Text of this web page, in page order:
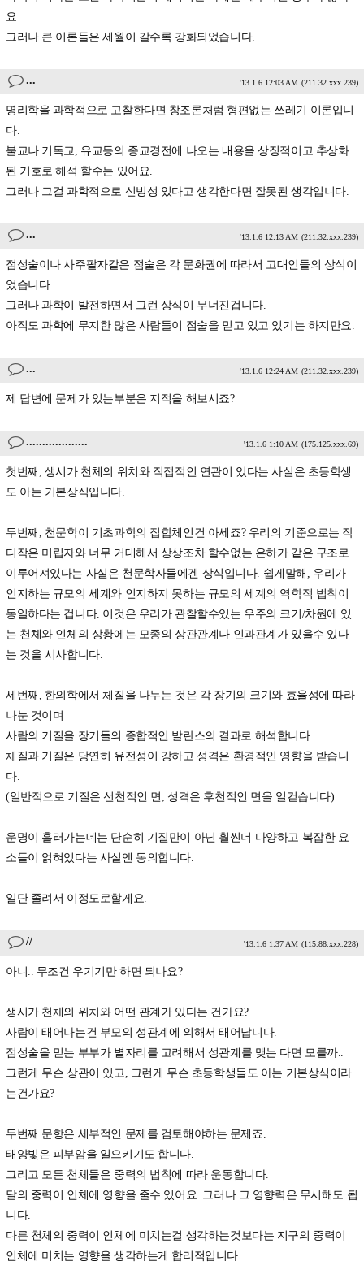
요.
그러나 큰 이론들은 세월이 갈수록 강화되었습니다.
... '13.1.6 12:03 AM (211.32.xxx.239)
명리학을 과학적으로 고찰한다면 창조론처럼 형편없는 쓰레기 이론입니
다.
불교나 기독교, 유교등의 종교경전에 나오는 내용을 상징적이고 추상화
된 기호로 해석 할수는 있어요.
그러나 그걸 과학적으로 신빙성 있다고 생각한다면 잘못된 생각입니다.
... '13.1.6 12:13 AM (211.32.xxx.239)
점성술이나 사주팔자같은 점술은 각 문화권에 따라서 고대인들의 상식이
었습니다.
그러나 과학이 발전하면서 그런 상식이 무너진겁니다.
아직도 과학에 무지한 많은 사람들이 점술을 믿고 있고 있기는 하지만요.
... '13.1.6 12:24 AM (211.32.xxx.239)
제 답변에 문제가 있는부분은 지적을 해보시죠?
................... '13.1.6 1:10 AM (175.125.xxx.69)
첫번째, 생시가 천체의 위치와 직접적인 연관이 있다는 사실은 초등학생
도 아는 기본상식입니다.
두번째, 천문학이 기초과학의 집합체인건 아세죠? 우리의 기준으로는 작
디작은 미립자와 너무 거대해서 상상조차 할수없는 은하가 같은 구조로
이루어져있다는 사실은 천문학자들에겐 상식입니다. 쉽게말해, 우리가
인지하는 규모의 세계와 인지하지 못하는 규모의 세계의 역학적 법칙이
동일하다는 겁니다. 이것은 우리가 관찰할수있는 우주의 크기/차원에 있
는 천체와 인체의 상황에는 모종의 상관관계나 인과관계가 있을수 있다
는 것을 시사합니다.
세번째, 한의학에서 체질을 나누는 것은 각 장기의 크기와 효율성에 따라
나눈 것이며
사람의 기질을 장기들의 종합적인 발란스의 결과로 해석합니다.
체질과 기질은 당연히 유전성이 강하고 성격은 환경적인 영향을 받습니
다.
(일반적으로 기질은 선천적인 면, 성격은 후천적인 면을 일컫습니다)
운명이 흘러가는데는 단순히 기질만이 아닌 훨씬더 다양하고 복잡한 요
소들이 얽혀있다는 사실엔 동의합니다.
일단 졸려서 이정도로할게요.
// '13.1.6 1:37 AM (115.88.xxx.228)
아니.. 무조건 우기기만 하면 되나요?
생시가 천체의 위치와 어떤 관계가 있다는 건가요?
사람이 태어나는건 부모의 성관계에 의해서 태어납니다.
점성술을 믿는 부부가 별자리를 고려해서 성관계를 맺는 다면 모를까..
그런게 무슨 상관이 있고, 그런게 무슨 초등학생들도 아는 기본상식이라
는건가요?
두번째 문항은 세부적인 문제를 검토해야하는 문제죠.
태양빛은 피부암을 일으키기도 합니다.
그리고 모든 천체들은 중력의 법칙에 따라 운동합니다.
달의 중력이 인체에 영향을 줄수 있어요. 그러나 그 영향력은 무시해도 됩
니다.
다른 천체의 중력이 인체에 미치는걸 생각하는것보다는 지구의 중력이
인체에 미치는 영향을 생각하는게 합리적입니다.